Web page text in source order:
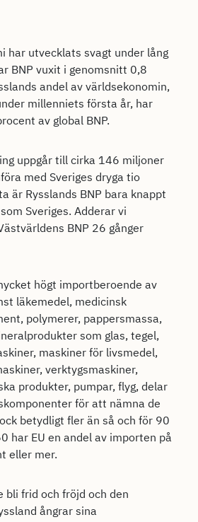
har utvecklats svagt under lång
BNP vuxit i genomsnitt 0,8
andel av världsekonomin,
millenniets första år, har
av global BNP.
uppgår till cirka 146 miljoner
med Sveriges dryga tio
är Rysslands BNP bara knappt
Sveriges. Adderar vi
BNP 26 gånger
högt importberoende av
läkemedel, medicinsk
polymerer, pappersmassa,
som glas, tegel,
maskiner för livsmedel,
verktygsmaskiner,
produkter, pumpar, flyg, delar
för att nämna de
betydligt fler än så och för 90
har EU en andel av importen på
eller mer.
bli frid och fröjd och den
ångrar sina